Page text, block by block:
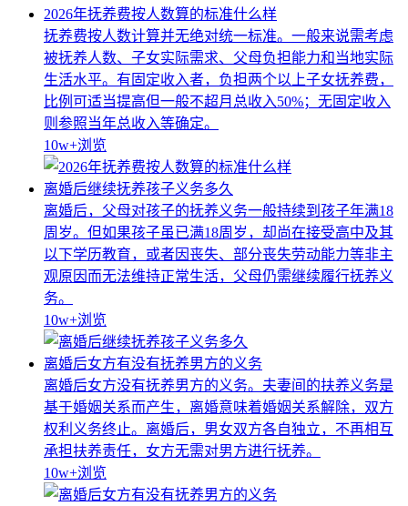
2026年抚养费按人数算的标准什么样
抚养费按人数计算并无绝对统一标准。一般来说需考虑
被抚养人数、子女实际需求、父母负担能力和当地实际
生活水平。有固定收入者，负担两个以上子女抚养费，
比例可适当提高但一般不超月总收入50%；无固定收入
则参照当年总收入等确定。
10w+浏览
离婚后继续抚养孩子义务多久
离婚后，父母对孩子的抚养义务一般持续到孩子年满18
周岁。但如果孩子虽已满18周岁，却尚在接受高中及其
以下学历教育，或者因丧失、部分丧失劳动能力等非主
观原因而无法维持正常生活，父母仍需继续履行抚养义
务。
10w+浏览
离婚后女方有没有抚养男方的义务
离婚后女方没有抚养男方的义务。夫妻间的扶养义务是
基于婚姻关系而产生，离婚意味着婚姻关系解除，双方
权利义务终止。离婚后，男女双方各自独立，不再相互
承担扶养责任，女方无需对男方进行抚养。
10w+浏览